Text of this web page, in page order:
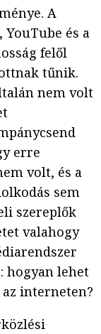
A
YouTube és a
felől
tűnik.
nem volt
erre
volt, és a
sem
szereplők
valahogy
hogyan lehet
interneten?